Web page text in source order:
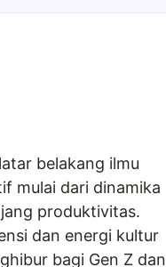
belakang ilmu
mulai dari dinamika
produktivitas.
dan energi kultur
bagi Gen Z dan